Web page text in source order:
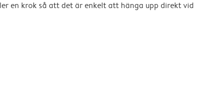
en krok så att det är enkelt att hänga upp direkt vid